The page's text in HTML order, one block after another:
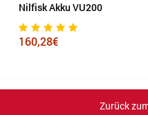
Nilfisk Akku VU200
160,28€
Zurück